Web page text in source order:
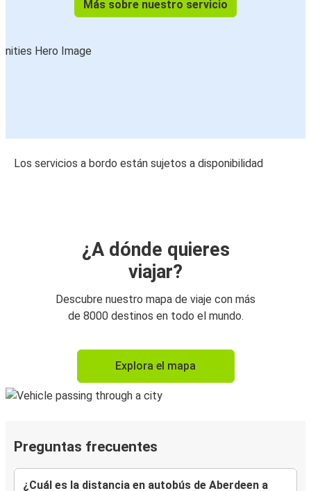
Más sobre nuestro servicio
Los servicios a bordo están sujetos a disponibilidad
¿A dónde quieres
viajar?
Descubre nuestro mapa de viaje con más
de 8000 destinos en todo el mundo.
Explora el mapa
Preguntas frecuentes
¿Cuál es la distancia en autobús de Aberdeen a